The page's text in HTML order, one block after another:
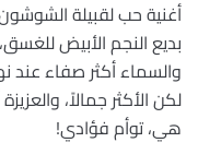
أغنية حب لقبيلة
بديع النجم الأبيض للغسق،
والسماء أكثر صفاء عند
لكن الأكثر جمالاً،
هي، توأم فؤادي!